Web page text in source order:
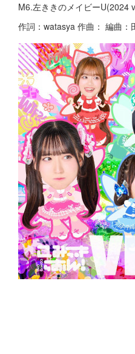
M6.左ききのメイビーU(2024
作詞：watasya 作曲： 編曲：